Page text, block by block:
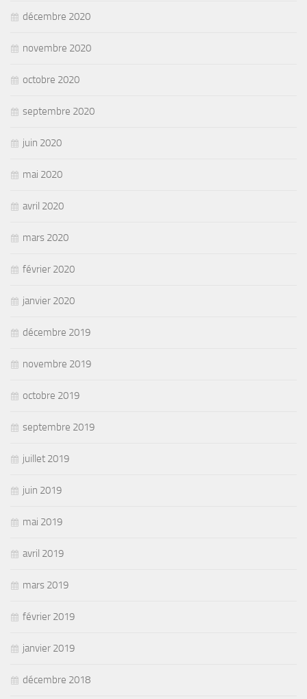
décembre 2020
novembre 2020
octobre 2020
septembre 2020
juin 2020
mai 2020
avril 2020
mars 2020
février 2020
janvier 2020
décembre 2019
novembre 2019
octobre 2019
septembre 2019
juillet 2019
juin 2019
mai 2019
avril 2019
mars 2019
février 2019
janvier 2019
décembre 2018